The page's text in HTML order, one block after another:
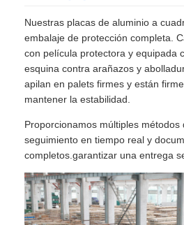
Nuestras placas de aluminio a
embalaje de protección completa.
con película protectora y equipada
esquina contra arañazos y
apilan en palets firmes y están
mantener la estabilidad.
Proporcionamos múltiples métodos
seguimiento en tiempo real y
completos.garantizar una entrega